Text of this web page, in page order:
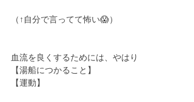
（↑自分で言ってて怖い😱）
血流を良くするためには、やはり
【湯船につかること】
【運動】